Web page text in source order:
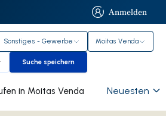
Anmelden
Anmelden
Sonstiges - Gewerbe Moitas Venda
Suche speichern
Suche speichern
0 andere gebraucht kaufen in Moitas Venda Neuesten